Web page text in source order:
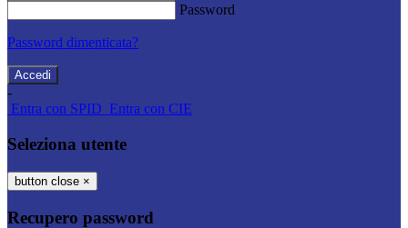
Password
Password dimenticata?
-
Entra con SPID Entra con CIE
Seleziona utente
button close ×
Recupero password